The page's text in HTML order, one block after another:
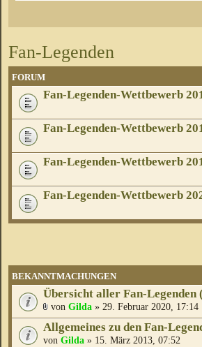
Fan-Legenden
FORUM
Fan-Legenden-Wettbewerb
Fan-Legenden-Wettbewerb
Fan-Legenden-Wettbewerb
Fan-Legenden-Wettbewerb
BEKANNTMACHUNGEN
Übersicht aller Fan-Legenden
von Gilda » 29. Februar 2020, 17:14
Allgemeines zu den Fan-
von Gilda » 15. März 2013, 07:52